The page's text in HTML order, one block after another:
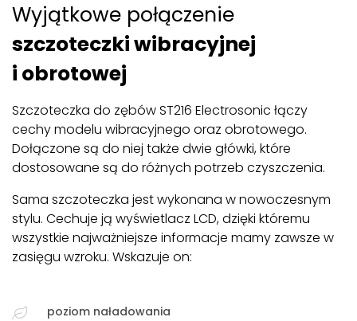
Wyjątkowe połączenie
szczoteczki wibracyjnej
i obrotowej
Szczoteczka do zębów ST216 Electrosonic łączy
cechy modelu wibracyjnego oraz obrotowego.
Dołączone są do niej także dwie główki, które
dostosowane są do różnych potrzeb czyszczenia.
Sama szczoteczka jest wykonana w nowoczesnym
stylu. Cechuje ją wyświetlacz LCD, dzięki któremu
wszystkie najważniejsze informacje mamy zawsze w
zasięgu wzroku. Wskazuje on:
poziom naładowania